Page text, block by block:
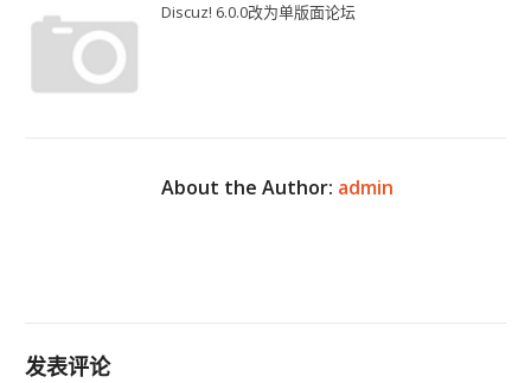
Discuz! 6.0.0改为单版面论坛
About the Author: admin
发表评论